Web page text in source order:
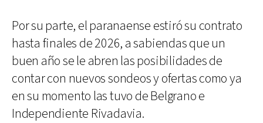
Por su parte, el paranaense estiró su contrato
hasta finales de 2026, a sabiendas que un
buen año se le abren las posibilidades de
contar con nuevos sondeos y ofertas como ya
en su momento las tuvo de Belgrano e
Independiente Rivadavia.